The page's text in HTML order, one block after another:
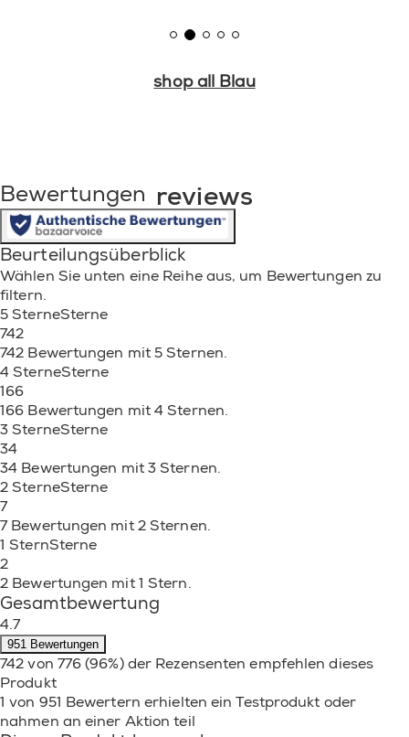
shop all Blau
reviews
Bewertungen
Beurteilungsüberblick
Wählen Sie unten eine Reihe aus, um Bewertungen zu
filtern.
5 SterneSterne
742
742 Bewertungen mit 5 Sternen.
4 SterneSterne
166
166 Bewertungen mit 4 Sternen.
3 SterneSterne
34
34 Bewertungen mit 3 Sternen.
2 SterneSterne
7
7 Bewertungen mit 2 Sternen.
1 SternSterne
2
2 Bewertungen mit 1 Stern.
Gesamtbewertung
4.7
951 Bewertungen
742 von 776 (96%) der Rezensenten empfehlen dieses
Produkt
1 von 951 Bewertern erhielten ein Testprodukt oder
nahmen an einer Aktion teil